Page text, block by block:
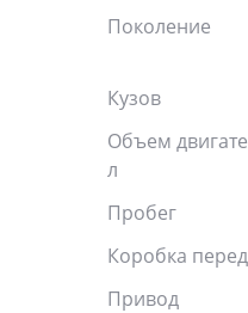
Поколение
Кузов
Объем
л
Пробег
Коробка
Привод